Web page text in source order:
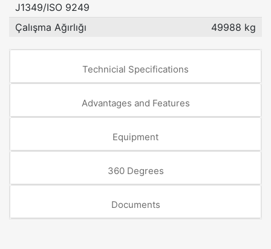
J1349/ISO 9249
Çalışma Ağırlığı 49988 kg
Technicial Specifications
Advantages and Features
Equipment
360 Degrees
Documents